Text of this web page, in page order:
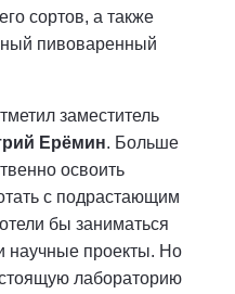
сортов, а также
пивоваренный
заместитель
Ерёмин. Больше
освоить
с подрастающим
бы заниматься
научные проекты. Но
лабораторию